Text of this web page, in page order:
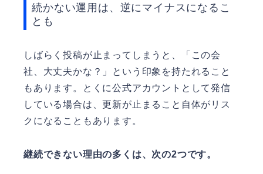
続かない運用は、逆にマイナスになるこ
とも
しばらく投稿が止まってしまうと、「この会
社、大丈夫かな？」という印象を持たれること
もあります。とくに公式アカウントとして発信
している場合は、更新が止まること自体がリス
クになることもあります。
継続できない理由の多くは、次の2つです。